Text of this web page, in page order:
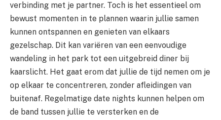
verbinding met je partner. Toch is het essentieel om
bewust momenten in te plannen waarin jullie samen
kunnen ontspannen en genieten van elkaars
gezelschap. Dit kan variëren van een eenvoudige
wandeling in het park tot een uitgebreid diner bij
kaarslicht. Het gaat erom dat jullie de tijd nemen om je
op elkaar te concentreren, zonder afleidingen van
buitenaf. Regelmatige date nights kunnen helpen om
de band tussen jullie te versterken en de